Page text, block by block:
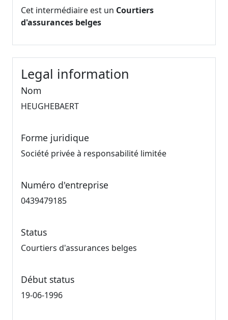
Cet intermédiaire est un Courtiers
d'assurances belges
Legal information
Nom
HEUGHEBAERT
Forme juridique
Société privée à responsabilité limitée
Numéro d'entreprise
0439479185
Status
Courtiers d'assurances belges
Début status
19-06-1996